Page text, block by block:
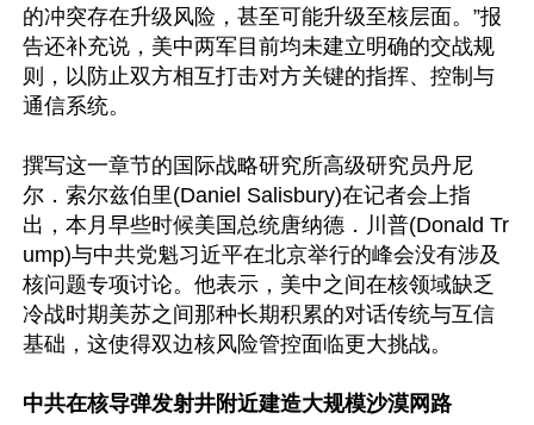
的冲突存在升级风险，甚至可能升级至核层面。”报
告还补充说，美中两军目前均未建立明确的交战规
则，以防止双方相互打击对方关键的指挥、控制与
通信系统。
撰写这一章节的国际战略研究所高级研究员丹尼
尔．索尔兹伯里(Daniel Salisbury)在记者会上指
出，本月早些时候美国总统唐纳德．川普(Donald Tr
ump)与中共党魁习近平在北京举行的峰会没有涉及
核问题专项讨论。他表示，美中之间在核领域缺乏
冷战时期美苏之间那种长期积累的对话传统与互信
基础，这使得双边核风险管控面临更大挑战。
中共在核导弹发射井附近建造大规模沙漠网路